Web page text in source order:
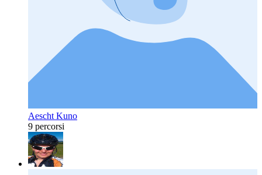
Aescht Kuno
9 percorsi